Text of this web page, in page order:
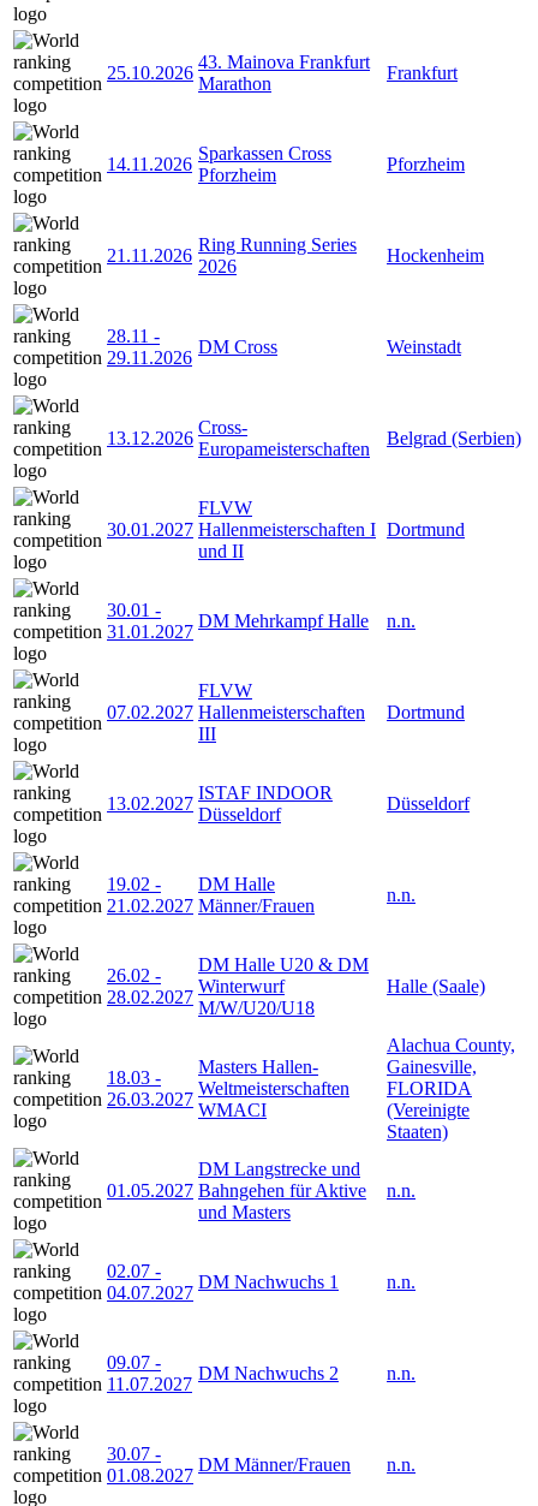
25.10.2026
43. Mainova Frankfurt
Marathon
Frankfurt
14.11.2026
Sparkassen Cross
Pforzheim
Pforzheim
21.11.2026
Ring Running Series
2026
Hockenheim
28.11 -
29.11.2026
DM Cross Weinstadt
13.12.2026
Cross-
Europameisterschaften
Belgrad (Serbien)
30.01.2027
FLVW
Hallenmeisterschaften I
und II
Dortmund
30.01 -
31.01.2027
DM Mehrkampf Halle n.n.
07.02.2027
FLVW
Hallenmeisterschaften
III
Dortmund
13.02.2027
ISTAF INDOOR
Düsseldorf
Düsseldorf
19.02 -
21.02.2027
DM Halle
Männer/Frauen
n.n.
26.02 -
28.02.2027
DM Halle U20 & DM
Winterwurf
M/W/U20/U18
Halle (Saale)
18.03 -
26.03.2027
Masters Hallen-
Weltmeisterschaften
WMACI
Alachua County,
Gainesville,
FLORIDA
(Vereinigte
Staaten)
01.05.2027
DM Langstrecke und
Bahngehen für Aktive
und Masters
n.n.
02.07 -
04.07.2027
DM Nachwuchs 1 n.n.
09.07 -
11.07.2027
DM Nachwuchs 2 n.n.
30.07 -
01.08.2027
DM Männer/Frauen n.n.